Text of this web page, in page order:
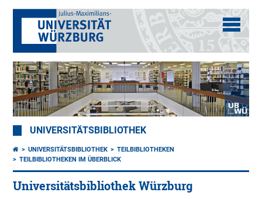
UNIVERSITÄTSBIBLIOTHEK
UNIVERSITÄTSBIBLIOTHEK
TEILBIBLIOTHEKEN
TEILBIBLIOTHEKEN IM ÜBERBLICK
Universitätsbibliothek Würzburg